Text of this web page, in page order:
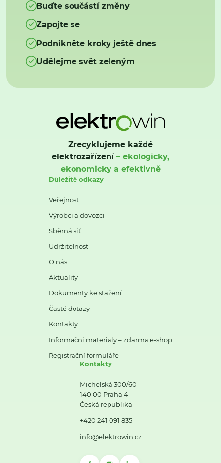
Buďte součástí změny
Zapojte se
Podnikněte kroky ještě dnes
Udělejme svět zeleným
Zrecyklujeme každé
elektrozařízení– ekologicky,
ekonomicky a efektivně
Důležité odkazy
Veřejnost
Výrobci a dovozci
Sběrná síť
Udržitelnost
O nás
Aktuality
Dokumenty ke stažení
Časté dotazy
Kontakty
Informační materiály – zdarma e-shop
Registrační formuláře
Kontakty
Michelská 300/60
140 00 Praha 4
Česká republika
+420 241 091 835
info@elektrowin.cz